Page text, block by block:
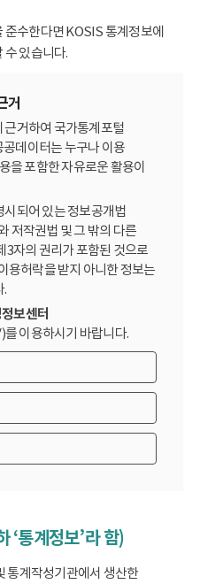
준수한다면 KOSIS 통계정보에
수 있습니다.
거
근거하여 국가통계포털
데이터는 누구나 이용
을 포함한 자유로운 활용이
되어 있는 정보공개법
저작권법 및 그 밖의 다른
3자의 권리가 포함된 것으로
용허락을 받지 아니한 정보는
.
보센터
)를 이용하시기 바랍니다.
‘통계정보’라 함)
통계작성기관에서 생산한